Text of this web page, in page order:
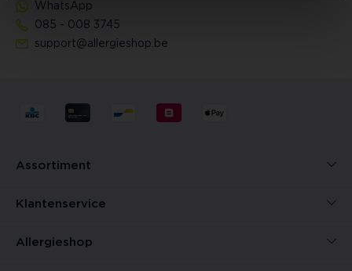
WhatsApp
085 - 008 3745
support@allergieshop.be
Assortiment
Klantenservice
Allergieshop